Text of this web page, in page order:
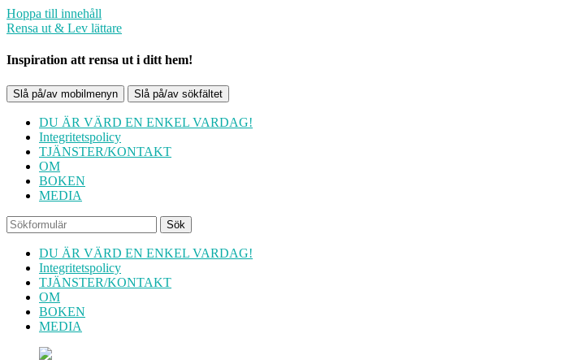
Hoppa till innehåll
Rensa ut & Lev lättare
Inspiration att rensa ut i ditt hem!
Slå på/av mobilmenyn Slå på/av sökfältet
DU ÄR VÄRD EN ENKEL VARDAG!
Integritetspolicy
TJÄNSTER/KONTAKT
OM
BOKEN
MEDIA
Sök
DU ÄR VÄRD EN ENKEL VARDAG!
Integritetspolicy
TJÄNSTER/KONTAKT
OM
BOKEN
MEDIA